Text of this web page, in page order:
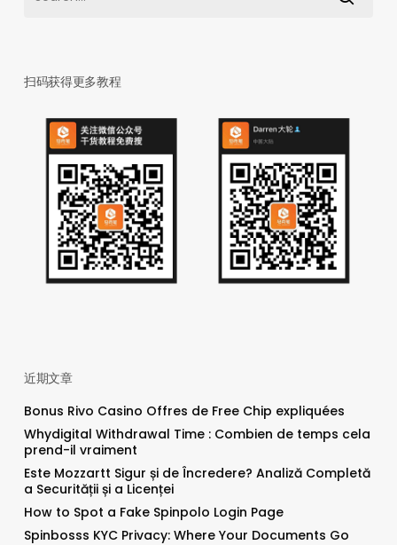
扫码获得更多教程
近期文章
Bonus Rivo Casino Offres de Free Chip expliquées
Whydigital Withdrawal Time : Combien de temps cela
prend-il vraiment
Este Mozzartt Sigur și de Încredere? Analiză Completă
a Securității și a Licenței
How to Spot a Fake Spinpolo Login Page
Spinbosss KYC Privacy: Where Your Documents Go